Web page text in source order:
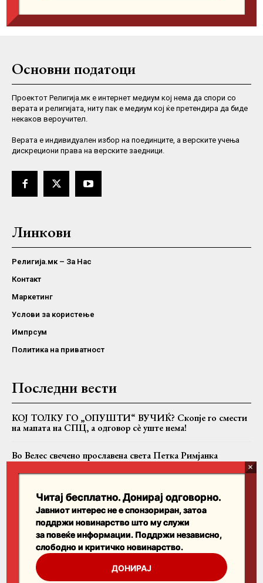
Основни податоци
Проектот Религија.мк е интернет медиум кој нема да спори со
верата и религијата, ниту пак е медиум кој ќе претендира да биде
некаков вероучител.
Верaта е индивидуален избор на поединците, а верските учења
дискрециони права на верските заедници.
Линкови
Религија.мк – За Нас
Контакт
Маркетинг
Услови за користење
Импрсум
Политика на приватност
Последни вести
КОЈ ТОЛКУ ГО „ОПУШТИ“ ВУЧИЌ? Скопје го смести
на мапата на СПЦ, а одговор сè уште нема!
Во Велес свечено прославена света Петка Римјанка
Јоаникиј и формирање Бококоторска епархија
Пребарајте
Search
Читај бесплатно. Донирај одговорно.
Јавниот интерес не е спонзориран, затоа
поддржи новинарство што му служи
за повеќе информации. Поддржи независно,
слободно и критичко новинарство.
ДОНИРАЈ